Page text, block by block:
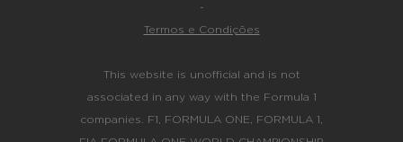
-
Termos e Condições
This website is unofficial and is not
associated in any way with the Formula 1
companies. F1, FORMULA ONE, FORMULA 1,